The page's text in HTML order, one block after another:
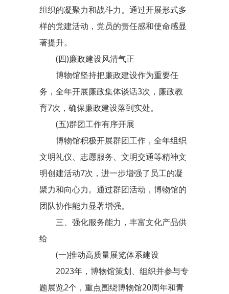
组织的凝聚力和战斗力。通过开展形式多
样的党建活动，党员的责任感和使命感显
著提升。
(四)廉政建设风清气正
博物馆坚持把廉政建设作为重要任
务，全年开展廉政集体谈话3次，廉政教
育7次，确保廉政建设落到实处。
(五)群团工作有序开展
博物馆积极开展群团工作，全年组织
文明礼仪、志愿服务、文明交通等精神文
明创建活动7次，进一步增强了员工的凝
聚力和向心力。通过群团活动，博物馆的
团队协作能力显著增强。
三、强化服务能力，丰富文化产品供
给
(一)推动高质量展览体系建设
2023年，博物馆策划、组织并参与专
题展览2个，重点围绕博物馆20周年和青